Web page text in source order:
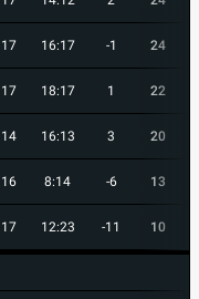
17 16:17 -1 24
17 18:17 1 22
14 16:13 3 20
16 8:14 -6 13
17 12:23 -11 10